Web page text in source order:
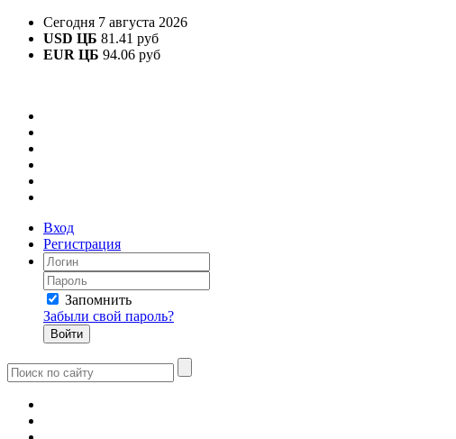
Сегодня 7 августа 2026
USD ЦБ 81.41 руб
EUR ЦБ 94.06 руб
Вход
Регистрация
Запомнить
Забыли свой пароль?